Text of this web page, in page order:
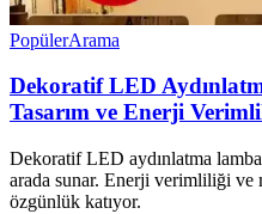
PopülerArama
Dekoratif LED
Tasarım ve Enerji
Dekoratif LED aydınlatma
arada sunar. Enerji verimliliği ve
özgünlük katıyor.